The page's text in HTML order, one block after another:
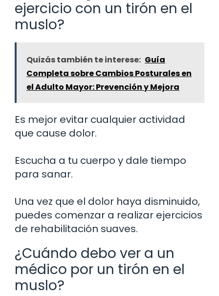
ejercicio con un tirón en el
muslo?
Quizás también te interese: Guía
Completa sobre Cambios Posturales en
el Adulto Mayor: Prevención y Mejora
Es mejor evitar cualquier actividad
que cause dolor.
Escucha a tu cuerpo y dale tiempo
para sanar.
Una vez que el dolor haya disminuido,
puedes comenzar a realizar ejercicios
de rehabilitación suaves.
¿Cuándo debo ver a un
médico por un tirón en el
muslo?